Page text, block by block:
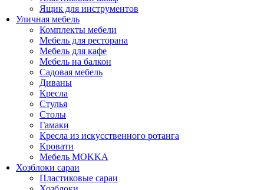
Ящик для инструментов
Уличная мебель
Комплекты мебели
Мебель для ресторана
Мебель для кафе
Мебель на балкон
Садовая мебель
Диваны
Кресла
Стулья
Столы
Гамаки
Кресла из искусственного ротанга
Кровати
Мебель MOKKA
Хозблоки сараи
Пластиковые сараи